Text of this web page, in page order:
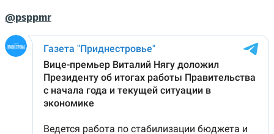
@psppmr